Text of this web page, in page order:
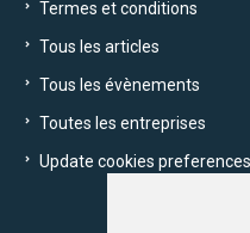
Termes et conditions
Tous les articles
Tous les évènements
Toutes les entreprises
Update cookies preferences